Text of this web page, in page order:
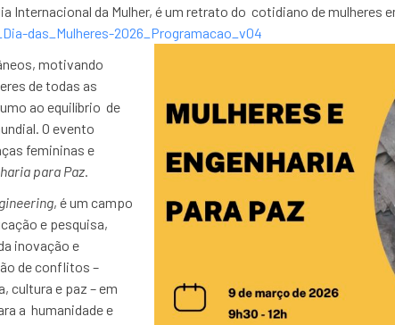
Internacional da Mulher, é um retrato do cotidiano de mulheres
das_Mulheres-2026_Programacao_v04
motivando
de todas as
ao equilíbrio de
O evento
femininas e
para Paz.
, é um campo
e pesquisa,
inovação e
de conflitos –
cultura e paz – em
a humanidade e